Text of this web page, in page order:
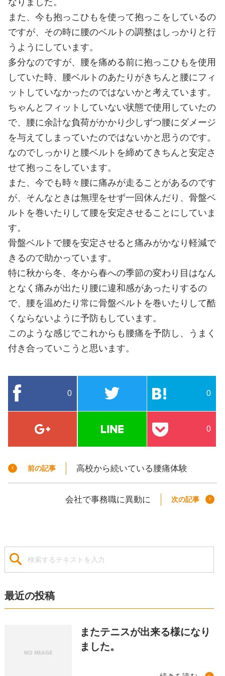
また、今も抱っこひもを使って抱っこをしているの
ですが、その時に腰のベルトの調整はしっかりと行
うようにしています。
多分なのですが、腰を痛める前に抱っこひもを使用
していた時、腰ベルトのあたりがきちんと腰にフィ
ットしていなかったのではないかと考えています。
ちゃんとフィットしていない状態で使用していたの
で、腰に余計な負荷がかかり少しずつ腰にダメージ
を与えてしまっていたのではないかと思うのです。
なのでしっかりと腰ベルトを締めてきちんと安定さ
せて抱っこをしています。
また、今でも時々腰に痛みが走ることがあるのです
が、そんなときは無理をせず一回休んだり、骨盤ベ
ルトを巻いたりして腰を安定させることにしていま
す。
骨盤ベルトで腰を安定させると痛みがかなり軽減で
きるので助かっています。
特に秋から冬、冬から春への季節の変わり目はなん
となく痛みが出たり腰に違和感があったりするの
で、腰を温めたり常に骨盤ベルトを巻いたりして酷
くならないように予防もしています。
このような感じでこれからも腰痛を予防し、うまく
付き合っていこうと思います。
0 0
0
前の記事 高校から続いている腰痛体験
次の記事
会社で事務職に異動に
最近の投稿
またテニスが出来る様になり
ました。